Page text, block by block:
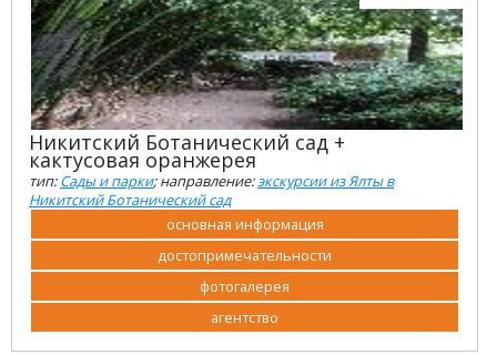
Никитский Ботанический сад +
кактусовая оранжерея
тип:Сады и парки; направление:экскурсии из Ялты в
Никитский Ботанический сад
основная информация
достопримечательности
фотогалерея
агентство